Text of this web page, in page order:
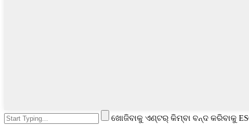
ଖୋଜିବାକୁ ଏଣ୍ଟର୍ କିମ୍ବା ବନ୍ଦ କରିବାକୁ